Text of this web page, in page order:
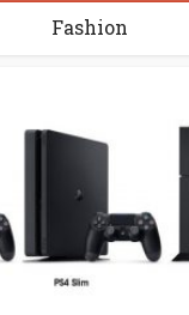
Fashion